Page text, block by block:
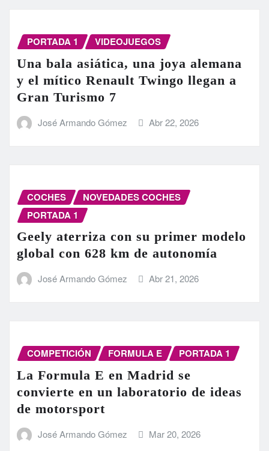
PORTADA 1 VIDEOJUEGOS
Una bala asiática, una joya alemana
y el mítico Renault Twingo llegan a
Gran Turismo 7
José Armando Gómez Abr 22, 2026
COCHES
NOVEDADES COCHES
PORTADA 1
Geely aterriza con su primer modelo
global con 628 km de autonomía
José Armando Gómez Abr 21, 2026
COMPETICIÓN FORMULA E PORTADA 1
La Formula E en Madrid se
convierte en un laboratorio de ideas
de motorsport
José Armando Gómez Mar 20, 2026